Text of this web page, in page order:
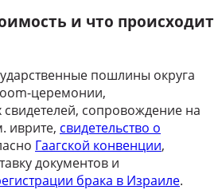
и что происходит
пошлины округа
церемонии,
сопровождение на
иврите, свидетельство о
Гаагской конвенции,
документов и
брака в Израиле.